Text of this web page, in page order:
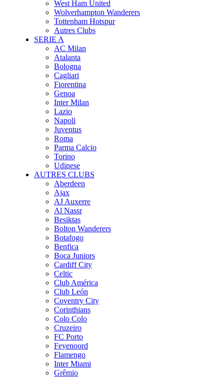
West Ham United
Wolverhampton Wanderers
Tottenham Hotspur
Autres Clubs
SERIE A
AC Milan
Atalanta
Bologna
Cagliari
Fiorentina
Genoa
Inter Milan
Lazio
Napoli
Juventus
Roma
Parma Calcio
Torino
Udinese
AUTRES CLUBS
Aberdeen
Ajax
AJ Auxerre
Al Nassr
Besiktas
Bolton Wanderers
Botafogo
Benfica
Boca Juniors
Cardiff City
Celtic
Club América
Club León
Coventry City
Corinthians
Colo Colo
Cruzeiro
FC Porto
Feyenoord
Flamengo
Inter Miami
Grêmio